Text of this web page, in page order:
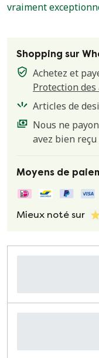
vraiment
Shopping sur
Achetez et
Protection
Articles de
Nous ne
avez bien reçu
Moyens de
Mieux noté sur